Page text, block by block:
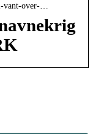
vant-over-…